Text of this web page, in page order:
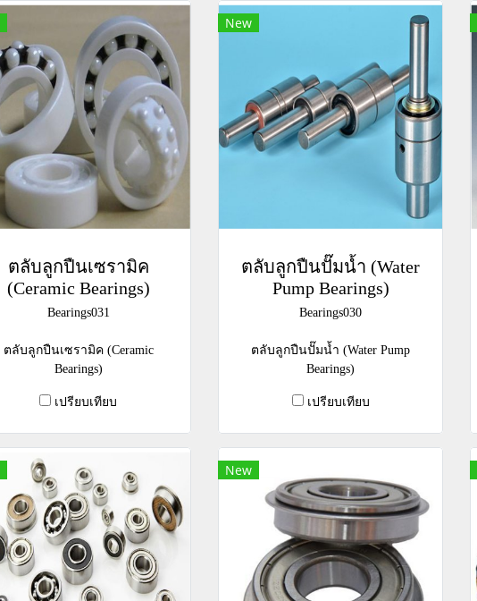
ตลับลูกปืนเซรามิค
(Ceramic Bearings)
Bearings031
ตลับลูกปืนเซรามิค (Ceramic
Bearings)
เปรียบเทียบ
New
ตลับลูกปืนปั๊มน้ำ (Water
Pump Bearings)
Bearings030
ตลับลูกปืนปั๊มน้ำ (Water Pump
Bearings)
เปรียบเทียบ
New